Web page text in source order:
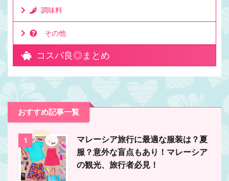
調味料
その他
コスパ良◎まとめ
おすすめ記事一覧
1
マレーシア旅行に最適な服装は？夏
服？意外な盲点もあり！マレーシア
の観光、旅行者必見！